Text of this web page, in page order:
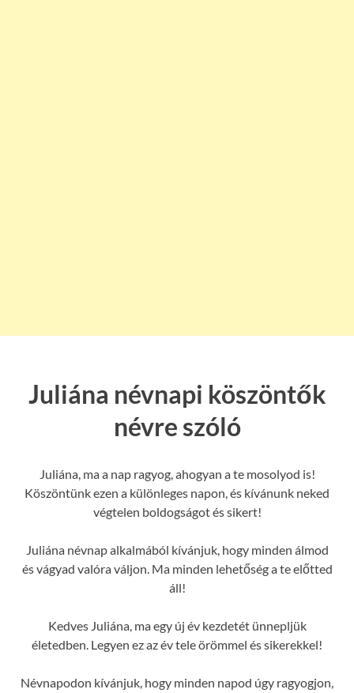
Juliána névnapi köszöntők
névre szóló
Juliána, ma a nap ragyog, ahogyan a te mosolyod is!
Köszöntünk ezen a különleges napon, és kívánunk neked
végtelen boldogságot és sikert!
Juliána névnap alkalmából kívánjuk, hogy minden álmod
és vágyad valóra váljon. Ma minden lehetőség a te előtted
áll!
Kedves Juliána, ma egy új év kezdetét ünnepljük
életedben. Legyen ez az év tele örömmel és sikerekkel!
Névnapodon kívánjuk, hogy minden napod úgy ragyogjon,